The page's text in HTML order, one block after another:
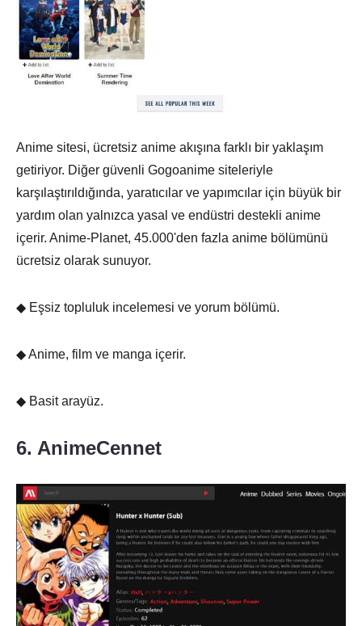
Anime sitesi, ücretsiz anime akışına farklı bir yaklaşım
getiriyor. Diğer güvenli Gogoanime siteleriyle
karşılaştırıldığında, yaratıcılar ve yapımcılar için büyük bir
yardım olan yalnızca yasal ve endüstri destekli anime
içerir. Anime-Planet, 45.000'den fazla anime bölümünü
ücretsiz olarak sunuyor.
◆ Eşsiz topluluk incelemesi ve yorum bölümü.
◆ Anime, film ve manga içerir.
◆ Basit arayüz.
6. AnimeCennet